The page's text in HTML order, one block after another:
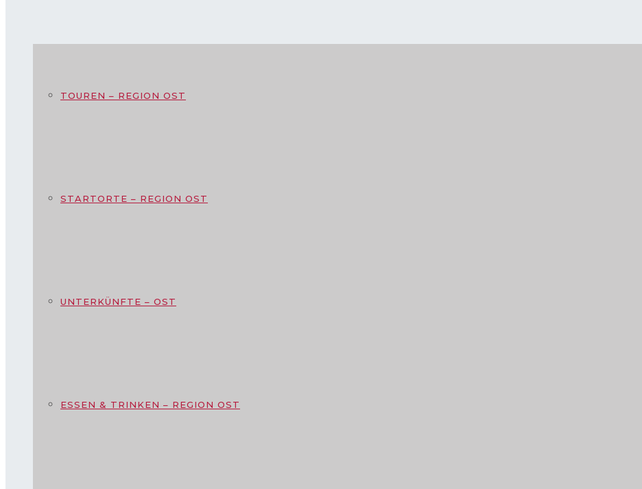
TOUREN – REGION OST
STARTORTE – REGION OST
UNTERKÜNFTE – OST
ESSEN & TRINKEN – REGION OST